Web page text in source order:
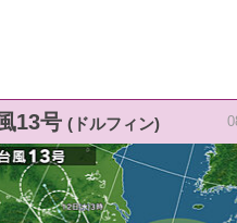
13号 (ドルフィン)